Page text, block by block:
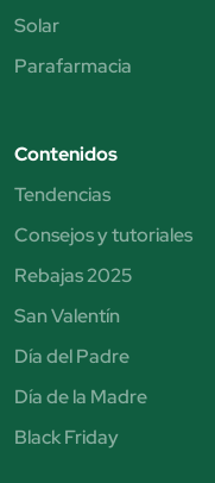
Solar
Parafarmacia
Contenidos
Tendencias
Consejos y tutoriales
Rebajas 2025
San Valentín
Día del Padre
Día de la Madre
Black Friday